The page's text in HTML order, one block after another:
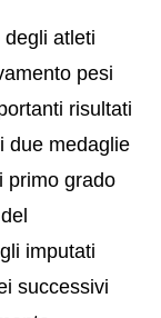
atleti
pesi
risultati
due medaglie
primo grado
imputati
successivi